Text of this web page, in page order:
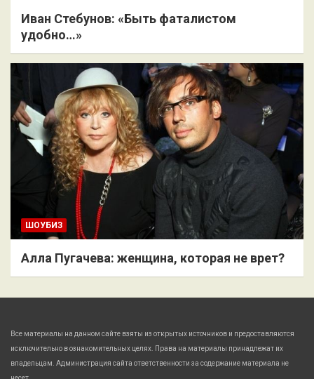
Иван Стебунов: «Быть фаталистом
удобно…»
ШОУБИЗ
Алла Пугачева: женщина, которая не врет?
Все материалы на данном сайте взяты из открытых источников и предоставляются
исключительно в ознакомительных целях. Права на материалы принадлежат их
владельцам. Администрация сайта ответственности за содержание материала не